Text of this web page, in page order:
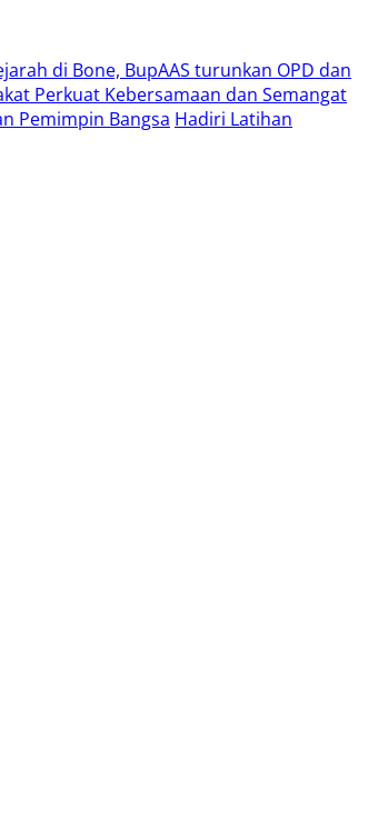
di Bone, BupAAS turunkan OPD dan
Perkuat Kebersamaan dan Semangat
Pemimpin Bangsa Hadiri Latihan